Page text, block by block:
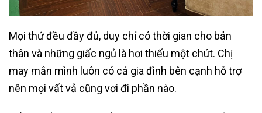
Mọi thứ đều đầy đủ, duy chỉ có thời gian cho bản
thân và những giấc ngủ là hơi thiếu một chút. Chị
may mắn mình luôn có cả gia đình bên cạnh hỗ trợ
nên mọi vất vả cũng vơi đi phần nào.